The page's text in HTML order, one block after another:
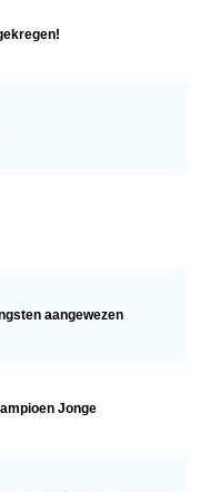
aangewezen
Jonge